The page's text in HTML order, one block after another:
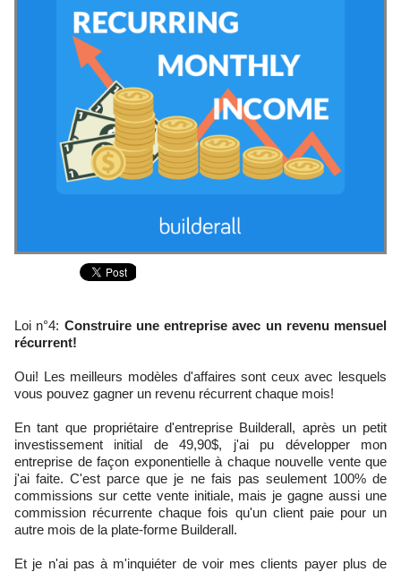
Loi n°4: Construire une entreprise avec un revenu mensuel
récurrent!
Oui! Les meilleurs modèles d'affaires sont ceux avec lesquels
vous pouvez gagner un revenu récurrent chaque mois!
En tant que propriétaire d'entreprise Builderall, après un petit
investissement initial de 49,90$, j'ai pu développer mon
entreprise de façon exponentielle à chaque nouvelle vente que
j'ai faite. C'est parce que je ne fais pas seulement 100% de
commissions sur cette vente initiale, mais je gagne aussi une
commission récurrente chaque fois qu'un client paie pour un
autre mois de la plate-forme Builderall.
Et je n'ai pas à m'inquiéter de voir mes clients payer plus de